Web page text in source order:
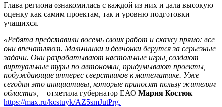
Глава региона ознакомилась с каждой из них и дала высокую
оценку как самим проектам, так и уровню подготовки
учащихся.
«Ребята представили восемь своих работ и скажу прямо: все
они впечатляют. Мальчишки и девчонки берутся за серьезные
задачи. Они разрабатывают настольные игры, создают
виртуальные туры по автономии, придумывают проекты,
побуждающие интерес сверстников к математике. Уже
сегодня это инициативы, которые приносят пользу жителям
области», – отметила губернатор ЕАО Мария Костюк
https://max.ru/kostuyk/AZ5smJutPrg.